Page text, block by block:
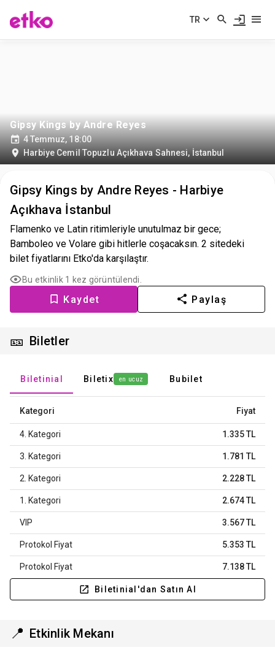
TR
Gipsy Kings by Andre Reyes
4 Temmuz, 18:00
Harbiye Cemil Topuzlu Açıkhava Sahnesi, İstanbul
Gipsy Kings by Andre Reyes - Harbiye
Açıkhava İstanbul
Flamenko ve Latin ritimleriyle unutulmaz bir gece;
Bamboleo ve Volare gibi hitlerle coşacaksın. 2 sitedeki
bilet fiyatlarını Etko'da karşılaştır.
Bu etkinlik 1 kez görüntülendi.
Kaydet Paylaş
🎫 Biletler
Biletinial Biletix en ucuz Bubilet
Kategori Fiyat
4. Kategori 1.335 TL
3. Kategori 1.781 TL
2. Kategori 2.228 TL
1. Kategori 2.674 TL
VIP 3.567 TL
Protokol Fiyat 5.353 TL
Protokol Fiyat 7.138 TL
Biletinial'dan Satın Al
📍 Etkinlik Mekanı